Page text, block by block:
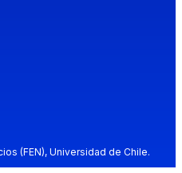
(FEN), Universidad de Chile.